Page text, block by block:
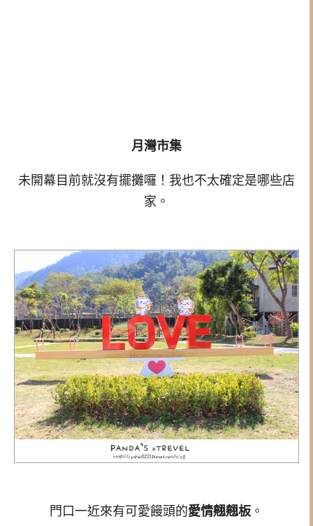
月灣市集
未開幕目前就沒有擺攤囉！我也不太確定是哪些店
家。
門口一近來有可愛饅頭的愛情翹翹板 。